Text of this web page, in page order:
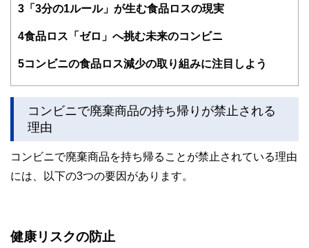
FinancialFieldの特徴は、ファイナンシャルプランナー、弁
ドバイザー、DCプランナー、公認会計士、社会保険労務
士、行政書士、投資アナリスト、キャリアコンサルタントな
かしく感じられる年金や税金、相続、保険、ローンなどの話
執筆者・監修者による執筆体制を築くことで、内容のわかり
な情報発信を実現しています。
私たちは、快適でより良い生活のアイデアを提供するお金の
コンシェルジュを目指します。
3 「3分の1ルール」が生む食品ロスの現実
4食品ロス「ゼロ」へ挑む未来のコンビニ
5コンビニの食品ロス減少の取り組みに注目しよう
コンビニで廃棄商品の持ち帰りが禁止される
理由
コンビニで廃棄商品を持ち帰ることが禁止されている理由
には、以下の3つの要因があります。
健康リスクの防止